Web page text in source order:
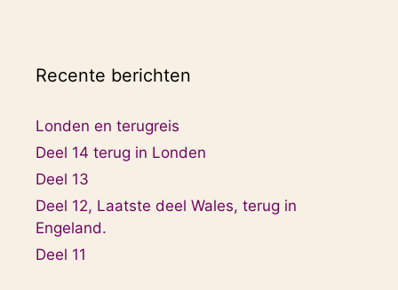
Recente berichten
Londen en terugreis
Deel 14 terug in Londen
Deel 13
Deel 12, Laatste deel Wales, terug in
Engeland.
Deel 11